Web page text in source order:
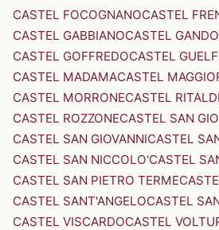
CASTEL FOCOGNANOCASTEL
CASTEL GABBIANOCASTEL
CASTEL GOFFREDOCASTEL
CASTEL MADAMACASTEL
CASTEL MORRONECASTEL RITALDI
CASTEL ROZZONECASTEL SAN
CASTEL SAN GIOVANNICASTEL
CASTEL SAN NICCOLO'CASTEL
CASTEL SAN PIETRO TERME
CASTEL SANT'ANGELOCASTEL
CASTEL VISCARDOCASTEL